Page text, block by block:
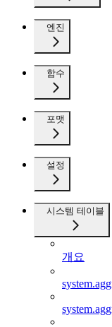
엔진
함수
포맷
설정
시스템 테이블
개요